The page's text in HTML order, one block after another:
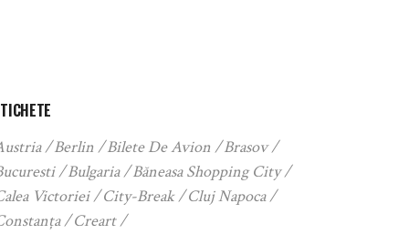
Berlin Bilete De Avion
Brasov
Bulgaria
Băneasa Shopping City
Victoriei
City-Break
Cluj Napoca
Creart